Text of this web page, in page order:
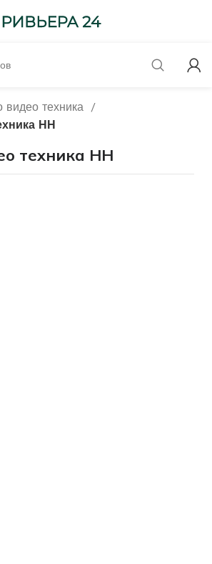
видео техника
НН
техника НН